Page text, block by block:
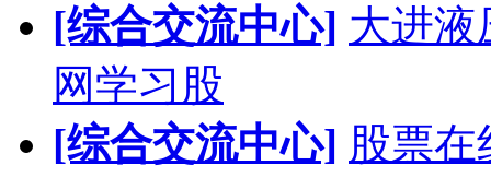
[综合交流中心] 大进液
网学习股
[综合交流中心] 股票